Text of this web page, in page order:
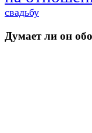
свадьбу
Думает ли он